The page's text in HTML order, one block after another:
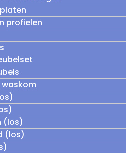
profielen
(los)
(los)